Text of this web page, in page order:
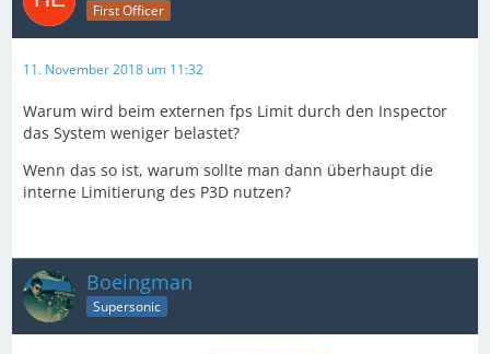
First Officer
11. November 2018 um 11:32
Warum wird beim externen fps Limit durch den Inspector
das System weniger belastet?
Wenn das so ist, warum sollte man dann überhaupt die
interne Limitierung des P3D nutzen?
Boeingman
Supersonic